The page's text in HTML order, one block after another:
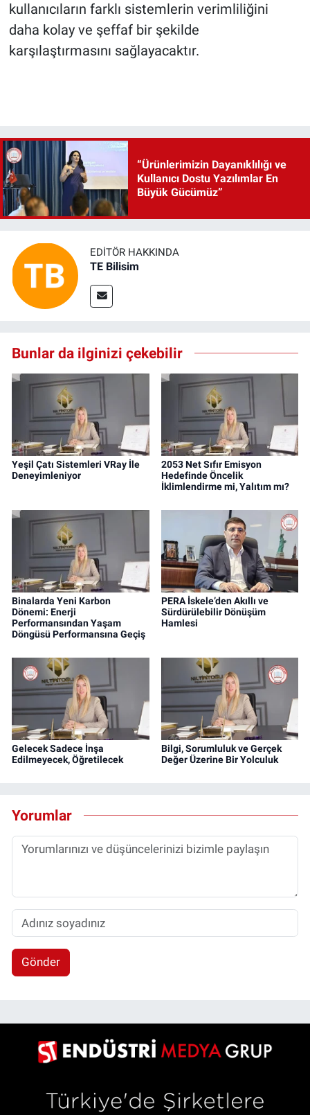
kullanıcıların farklı sistemlerin verimliliğini
daha kolay ve şeffaf bir şekilde
karşılaştırmasını sağlayacaktır.
“Ürünlerimizin Dayanıklılığı ve
Kullanıcı Dostu Yazılımlar En
Büyük Gücümüz”
EDITÖR HAKKINDA
TE Bilisim
Bunlar da ilginizi çekebilir
Yeşil Çatı Sistemleri VRay İle
Deneyimleniyor
2053 Net Sıfır Emisyon
Hedefinde Öncelik
İklimlendirme mi, Yalıtım mı?
Binalarda Yeni Karbon
Dönemi: Enerji
Performansından Yaşam
Döngüsü Performansına Geçiş
PERA İskele’den Akıllı ve
Sürdürülebilir Dönüşüm
Hamlesi
Gelecek Sadece İnşa
Edilmeyecek, Öğretilecek
Bilgi, Sorumluluk ve Gerçek
Değer Üzerine Bir Yolculuk
Yorumlar
Gönder